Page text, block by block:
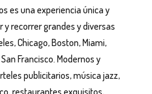
es una experiencia única y
y recorrer grandes y diversas
Chicago, Boston, Miami,
Francisco. Modernos y
publicitarios, música jazz,
restaurantes exquisitos,